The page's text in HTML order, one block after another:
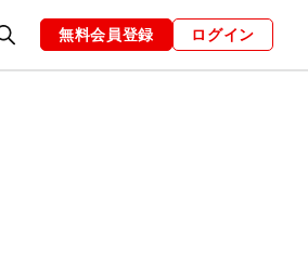
編集部 お知らせ
無料会員登録 ログイン